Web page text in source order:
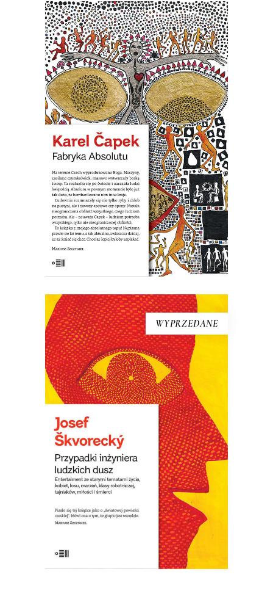
[EBOOK] Karel Ćapek – FABRYKA
ABSOLUTU
Na terenie Czech wyprodukowano
Boga. Maszyny zwane karburatorami
zaczęły masowo wytwarzać Absolut. W
pewnym momencie było go już tak
dużo, że postanowiono bombardować
nim Anglię. Nastała na świecie
nieograniczona obfitość wszystkiego,
czego ludziom potrzeba. Ale ludziom
potrzeba wszystkiego, tylko nie […]
39.00zł 19.50zł
KSIĄŻKA DO KOSZYKA
WYPRZEDANE
[EBOOK] Josef Škvorecký –
PRZYPADKI INŻYNIERA
LUDZKICH DUSZ
Książka – laureatka Nagrody Literackiej
Europy Środkowej Angelus. Uważana za
jedną z najlepszych czeskich powieści.
W Czechach określono ją „powieścią o
światowych ambicjach”. Wydana w
wydawnictwie emigracyjnym w 1977
roku, w Czechach wyszła dopiero po
upadku komunizmu w roku 1992. […]